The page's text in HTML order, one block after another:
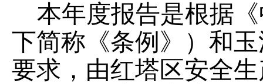
本年度报告是根据
下简称《条例》）和
要求，由红塔区安全